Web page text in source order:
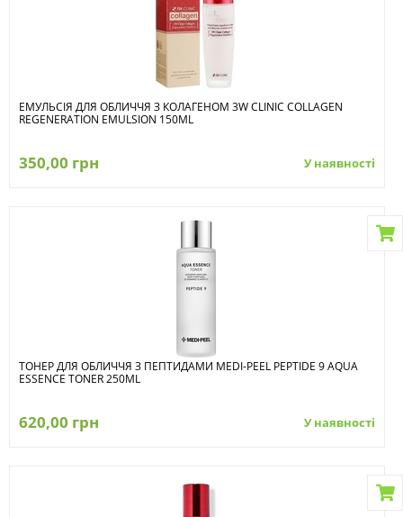
ЕМУЛЬСІЯ ДЛЯ ОБЛИЧЧЯ З КОЛАГЕНОМ 3W CLINIC COLLAGEN
REGENERATION EMULSION 150ML
350,00 грн У наявності
ТОНЕР ДЛЯ ОБЛИЧЧЯ З ПЕПТИДАМИ MEDI-PEEL PEPTIDE 9 AQUA
ESSENCE TONER 250ML
620,00 грн У наявності